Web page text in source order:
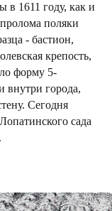
в 1611 году, как и
поляки
- бастион,
крепость,
форму 5-
внутри города,
Сегодня
сада